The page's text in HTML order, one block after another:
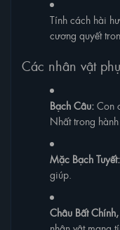
Tính cách hài
cương quyết
Các nhân vật
Bạch Câu:Con
Nhất trong
Mặc Bạch Tuyết:
giúp.
Châu Bất